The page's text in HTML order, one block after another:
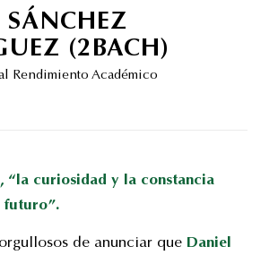
(2BACH)
Rendimiento Académico
“la curiosidad y la constancia
futuro”.
de anunciar que Daniel